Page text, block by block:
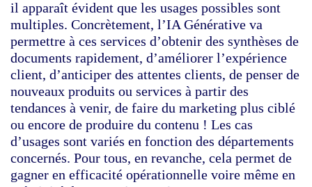
il apparaît évident que les usages possibles sont
multiples. Concrètement, l’IA Générative va
permettre à ces services d’obtenir des synthèses de
documents rapidement, d’améliorer l’expérience
client, d’anticiper des attentes clients, de penser de
nouveaux produits ou services à partir des
tendances à venir, de faire du marketing plus ciblé
ou encore de produire du contenu ! Les cas
d’usages sont variés en fonction des départements
concernés. Pour tous, en revanche, cela permet de
gagner en efficacité opérationnelle voire même en